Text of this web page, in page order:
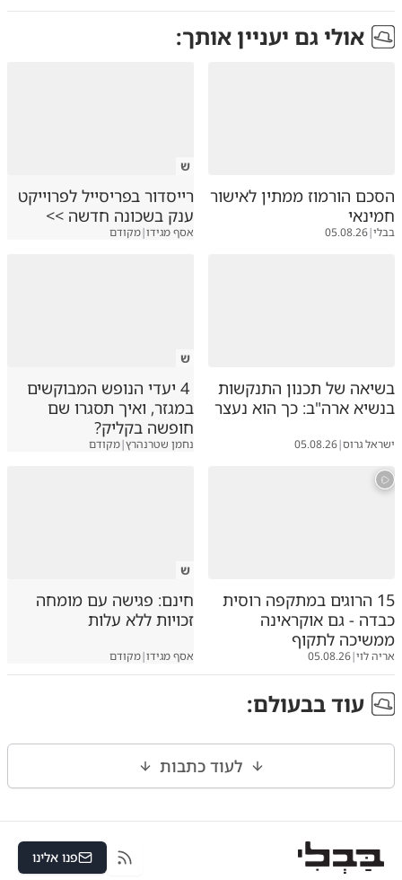
אולי גם יעניין אותך:
הסכם הורמוז ממתין לאישור
חמינאי
בבלי|
05.08.26
ש
רייסדור בפריסייל לפרוייקט
ענק בשכונה חדשה >>
אסף מגידו|מקודם
בשיאה של תכנון התנקשות
בנשיא ארה"ב: כך הוא נעצר
ישראל גרוס|
05.08.26
ש
4 יעדי הנופש המבוקשים
במגזר, ואיך תסגרו שם
חופשה בקליק?
נחמן שטרנהרץ|מקודם
15 הרוגים במתקפה רוסית
כבדה - גם אוקראינה
ממשיכה לתקוף
אריה לוי|
05.08.26
ש
חינם: פגישה עם מומחה
זכויות ללא עלות
אסף מגידו|מקודם
עוד בבעולם:
לעוד כתבות
RSS פנו אלינו